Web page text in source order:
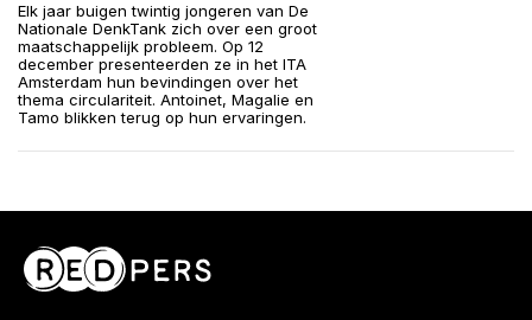
Elk jaar buigen twintig jongeren van De
Nationale DenkTank zich over een groot
maatschappelijk probleem. Op 12
december presenteerden ze in het ITA
Amsterdam hun bevindingen over het
thema circulariteit. Antoinet, Magalie en
Tamo blikken terug op hun ervaringen.